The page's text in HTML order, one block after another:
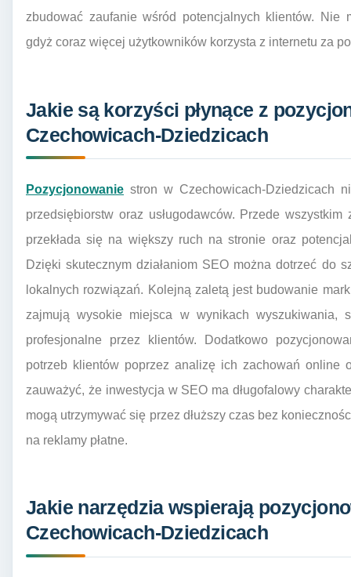
zbudować zaufanie wśród potencjalnych klientów. Nie
gdyż coraz więcej użytkowników korzysta z internetu za
Jakie są korzyści płynące z
Czechowicach-Dziedzicach
Pozycjonowanie stron w Czechowicach-Dziedzicach
przedsiębiorstw oraz usługodawców. Przede
przekłada się na większy ruch na stronie oraz
Dzięki skutecznym działaniom SEO można dotrzeć do
lokalnych rozwiązań. Kolejną zaletą jest budowanie
zajmują wysokie miejsca w wynikach wyszukiwania,
profesjonalne przez klientów. Dodatkowo
potrzeb klientów poprzez analizę ich zachowań online
zauważyć, że inwestycja w SEO ma długofalowy
mogą utrzymywać się przez dłuższy czas bez
na reklamy płatne.
Jakie narzędzia wspierają
Czechowicach-Dziedzicach